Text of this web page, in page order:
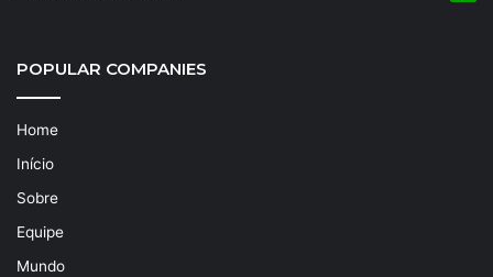
POPULAR COMPANIES
Home
Início
Sobre
Equipe
Mundo